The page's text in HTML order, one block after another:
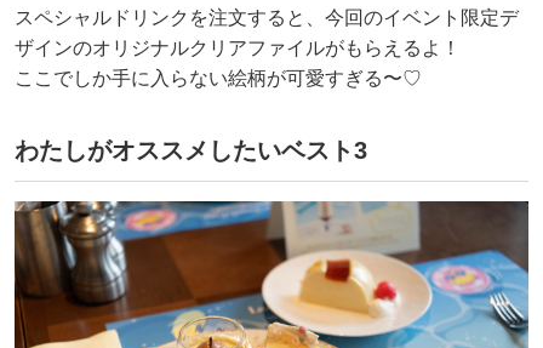
スペシャルドリンクを注文すると、今回のイベント限定デ
ザインのオリジナルクリアファイルがもらえるよ！
ここでしか手に入らない絵柄が可愛すぎる〜♡
わたしがオススメしたいベスト3